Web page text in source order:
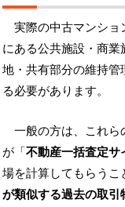
実際の中古マンショ
にある公共施設・商
地・共有部分の維持
る必要があります。
一般の方は、これ
が「不動産一括査定サ
場を計算してもらうこ
が類似する過去の取